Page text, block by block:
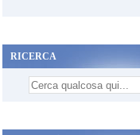
RICERCA